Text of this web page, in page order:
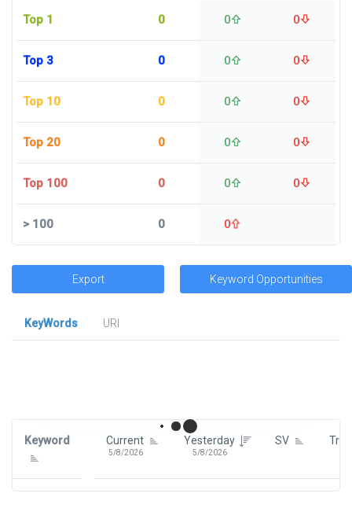
Top 1 0 0 0
Top 3 0 0 0
Top 10 0 0 0
Top 20 0 0 0
Top 100 0 0 0
>100 0 0
Export Keyword Opportunities
KeyWords
URl
Keyword Current
5/8/2026
Yesterday
5/8/2026
SV